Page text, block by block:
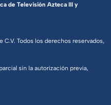
C.V. Todos los derechos reservados,
sin la autorización previa,
de Televisión Azteca III y